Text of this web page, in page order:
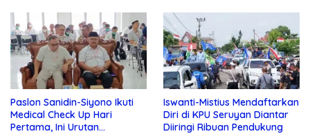
Paslon Sanidin-Siyono Ikuti
Medical Check Up Hari
Pertama, Ini Urutan
Iswanti-Mistius Mendaftarkan
Diri di KPU Seruyan Diantar
Diiringi Ribuan Pendukung